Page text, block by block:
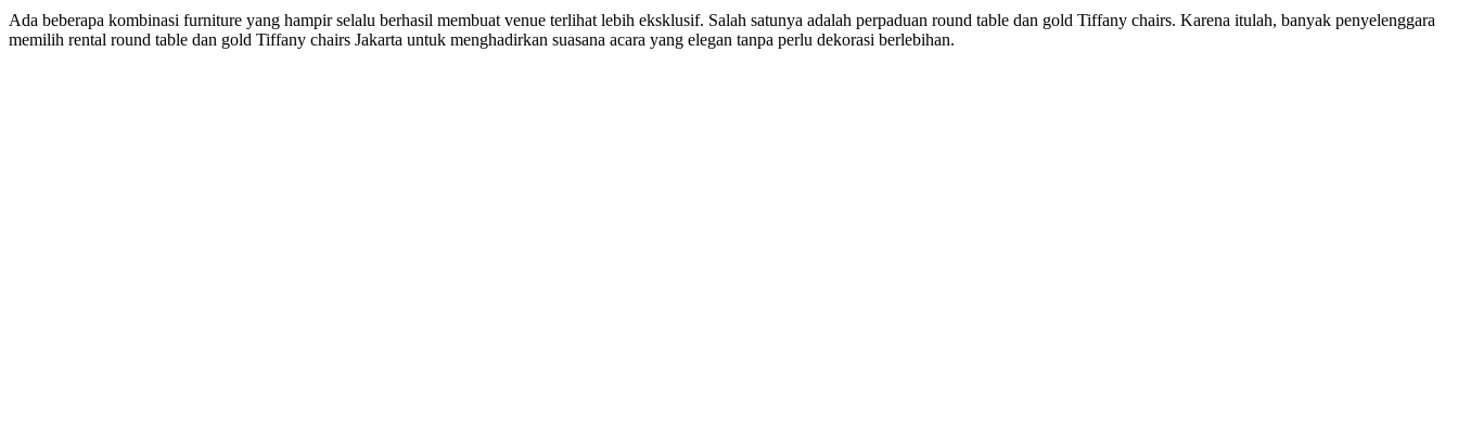
Ada beberapa kombinasi furniture yang hampir selalu berhasil membuat venue terlihat lebih eksklusif. Salah satunya adalah perpaduan round table dan gold Tiffany chairs. Karena itulah, banyak penyelenggara
memilih rental round table dan gold Tiffany chairs Jakarta untuk menghadirkan suasana acara yang elegan tanpa perlu dekorasi berlebihan.